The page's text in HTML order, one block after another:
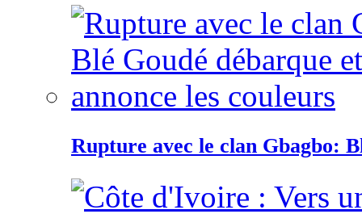
Rupture avec le clan Gbagbo: